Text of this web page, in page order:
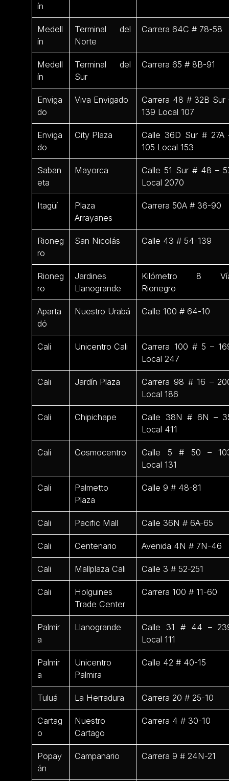
ín
Medell
ín
Terminal del
Norte
Carrera 64C # 78-58
Medell
ín
Terminal del
Sur
Carrera 65 # 8B-91
Enviga
do
Viva Envigado
Carrera 48 # 32B Sur
139 Local 107
Enviga
do
City Plaza
Calle 36D Sur # 27A
105 Local 153
Saban
eta
Mayorca
Calle 51 Sur # 48 –
Local 2070
Itagüí
Plaza
Arrayanes
Carrera 50A # 36-90
Rioneg
ro
San Nicolás Calle 43 # 54-139
Rioneg
ro
Jardines
Llanogrande
Kilómetro 8
Rionegro
Aparta
dó
Nuestro Urabá Calle 100 # 64-10
Cali Unicentro Cali
Carrera 100 # 5 –
Local 247
Cali Jardín Plaza
Carrera 98 # 16 –
Local 186
Cali Chipichape
Calle 38N # 6N –
Local 411
Cali Cosmocentro
Calle 5 # 50 –
Local 131
Cali
Palmetto
Plaza
Calle 9 # 48-81
Cali Pacific Mall Calle 36N # 6A-65
Cali Centenario Avenida 4N # 7N-46
Cali Mallplaza Cali Calle 3 # 52-251
Cali
Holguines
Trade Center
Carrera 100 # 11-60
Palmir
a
Llanogrande
Calle 31 # 44 –
Local 111
Palmir
a
Unicentro
Palmira
Calle 42 # 40-15
Tuluá La Herradura Carrera 20 # 25-10
Cartag
o
Nuestro
Cartago
Carrera 4 # 30-10
Popay
án
Campanario Carrera 9 # 24N-21